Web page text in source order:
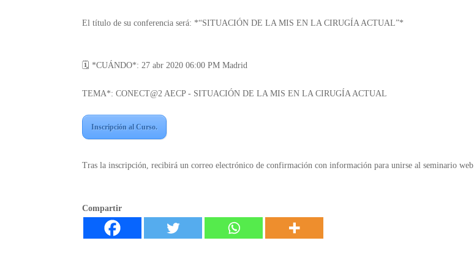
El título de su conferencia será: *“SITUACIÓN DE LA MIS EN LA CIRUGÍA ACTUAL”*
🗓 *CUÁNDO*: 27 abr 2020 06:00 PM Madrid
TEMA*: CONECT@2 AECP - SITUACIÓN DE LA MIS EN LA CIRUGÍA ACTUAL
Inscripción al Curso.
Tras la inscripción, recibirá un correo electrónico de confirmación con información para unirse al seminario web.
Compartir